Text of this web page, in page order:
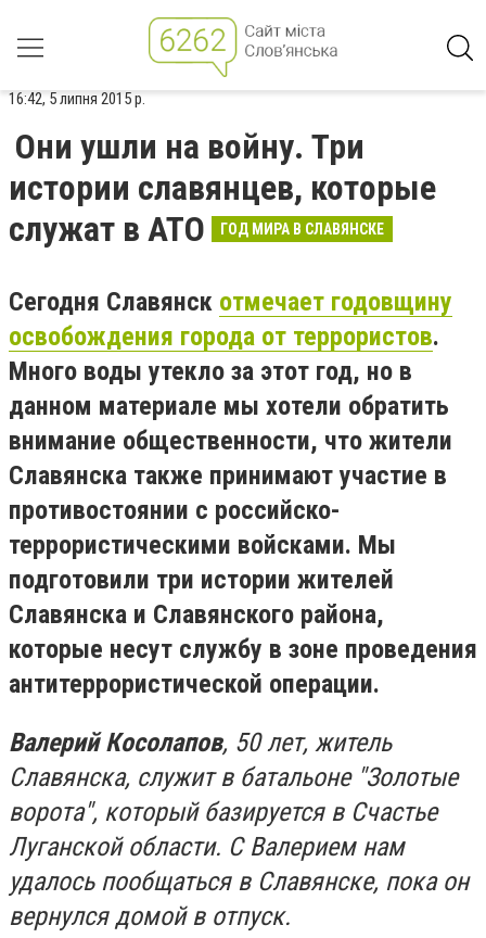
16:42, 5 липня 2015 р.
Они ушли на войну. Три
истории славянцев, которые
служат в АТО
ГОД МИРА В СЛАВЯНСКЕ
Сегодня Славянск отмечает годовщину
освобождения города от террористов.
Много воды утекло за этот год, но в
данном материале мы хотели обратить
внимание общественности, что жители
Славянска также принимают участие в
противостоянии с российско-
террористическими войсками. Мы
подготовили три истории жителей
Славянска и Славянского района,
которые несут службу в зоне проведения
антитеррористической операции.
Валерий Косолапов, 50 лет, житель
Славянска, служит в батальоне "Золотые
ворота", который базируется в Счастье
Луганской области. С Валерием нам
удалось пообщаться в Славянске, пока он
вернулся домой в отпуск.